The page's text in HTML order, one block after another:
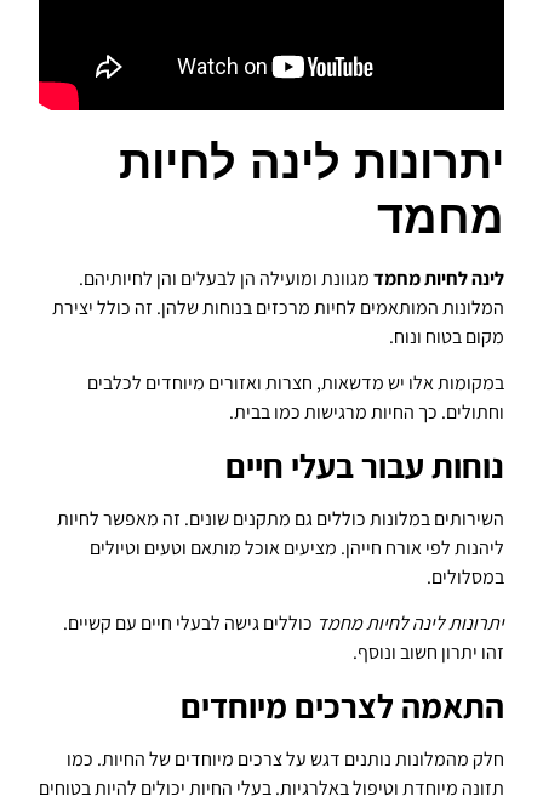
יתרונות לינה לחיות
מחמד
לינה לחיות מחמדמגוונת ומועילה הן לבעלים והן לחיותיהם.
המלונות המותאמים לחיות מרכזים בנוחות שלהן. זה כולל יצירת
מקום בטוח ונוח.
במקומות אלו יש מדשאות, חצרות ואזורים מיוחדים לכלבים
וחתולים. כך החיות מרגישות כמו בבית.
נוחות עבור בעלי חיים
השירותים במלונות כוללים גם מתקנים שונים. זה מאפשר לחיות
ליהנות לפי אורח חייהן. מציעים אוכל מותאם וטעים וטיולים
במסלולים.
יתרונות לינה לחיות מחמד כוללים גישה לבעלי חיים עם קשיים.
זהו יתרון חשוב ונוסף.
התאמה לצרכים מיוחדים
חלק מהמלונות נותנים דגש על צרכים מיוחדים של החיות. כמו
תזונה מיוחדת וטיפול באלרגיות. בעלי החיות יכולים להיות בטוחים